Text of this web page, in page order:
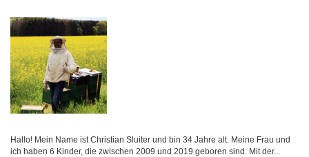
Hallo! Mein Name ist Christian Sluiter und bin 34 Jahre alt. Meine Frau und
ich haben 6 Kinder, die zwischen 2009 und 2019 geboren sind. Mit der...